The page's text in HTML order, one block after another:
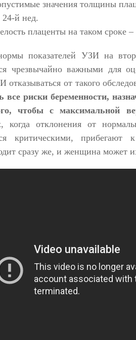
значения толщины
24-й нед.
плаценты на таком сроке –
показателей УЗИ на
чрезвычайно важными для
отказываться от такого
все риски беременности,
чтобы с максимальной
когда отклонения от
критическими,
сразу же, и женщина может